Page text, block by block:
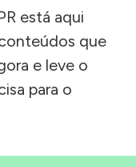
está aqui
que
e leve o
para o